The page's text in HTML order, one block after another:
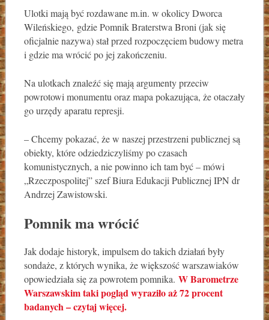
Ulotki mają być rozdawane m.in. w okolicy Dworca
Wileńskiego, gdzie Pomnik Braterstwa Broni (jak się
oficjalnie nazywa) stał przed rozpoczęciem budowy metra
i gdzie ma wrócić po jej zakończeniu.
Na ulotkach znaleźć się mają argumenty przeciw
powrotowi monumentu oraz mapa pokazująca, że otaczały
go urzędy aparatu represji.
– Chcemy pokazać, że w naszej przestrzeni publicznej są
obiekty, które odziedziczyliśmy po czasach
komunistycznych, a nie powinno ich tam być – mówi
„Rzeczpospolitej” szef Biura Edukacji Publicznej IPN dr
Andrzej Zawistowski.
Pomnik ma wrócić
Jak dodaje historyk, impulsem do takich działań były
sondaże, z których wynika, że większość warszawiaków
opowiedziała się za powrotem pomnika. W Barometrze
Warszawskim taki pogląd wyraziło aż 72 procent
badanych – czytaj więcej.